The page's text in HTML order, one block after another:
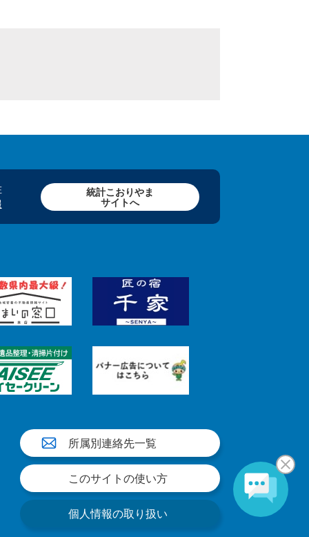
統計こおりやま
サイトへ
所属別連絡先一覧
このサイトの使い方
個人情報の取り扱い